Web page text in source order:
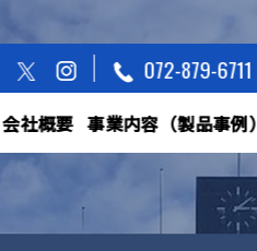
072-879-6711
会社概要 事業内容（製品事例）